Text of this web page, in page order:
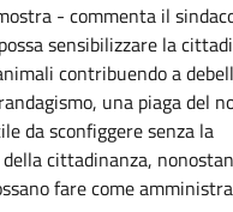
- commenta il
sensibilizzare la
contribuendo a
una piaga del
da sconfiggere senza la
della cittadinanza,
fare come